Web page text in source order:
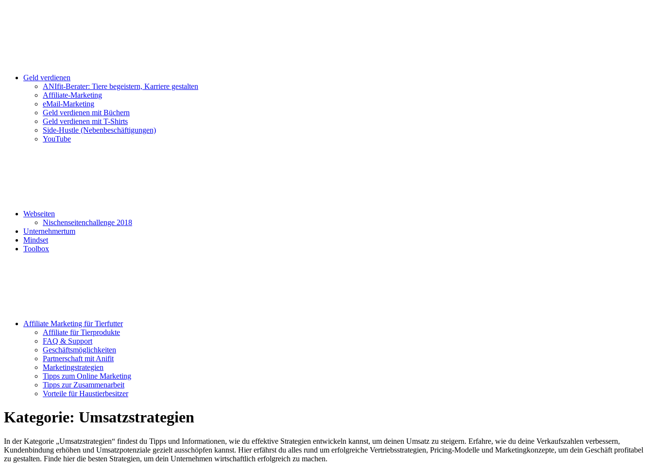
Geld verdienen
ANIfit-Berater: Tiere begeistern, Karriere gestalten
Affiliate-Marketing
eMail-Marketing
Geld verdienen mit Büchern
Geld verdienen mit T-Shirts
Side-Hustle (Nebenbeschäftigungen)
YouTube
Webseiten
Nischenseitenchallenge 2018
Unternehmertum
Mindset
Toolbox
Affiliate Marketing für Tierfutter
Affiliate für Tierprodukte
FAQ & Support
Geschäftsmöglichkeiten
Partnerschaft mit Anifit
Marketingstrategien
Tipps zum Online Marketing
Tipps zur Zusammenarbeit
Vorteile für Haustierbesitzer
Kategorie: Umsatzstrategien
In der Kategorie „Umsatzstrategien“ findest du Tipps und Informationen, wie du effektive Strategien entwickeln kannst, um deinen Umsatz zu steigern. Erfahre, wie du deine Verkaufszahlen verbessern,
Kundenbindung erhöhen und Umsatzpotenziale gezielt ausschöpfen kannst. Hier erfährst du alles rund um erfolgreiche Vertriebsstrategien, Pricing-Modelle und Marketingkonzepte, um dein Geschäft profitabel
zu gestalten. Finde hier die besten Strategien, um dein Unternehmen wirtschaftlich erfolgreich zu machen.